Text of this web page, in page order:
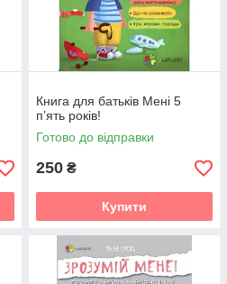
Книга для батьків Мені 5
п’ять років!
Готово до відправки
250 ₴
Купити